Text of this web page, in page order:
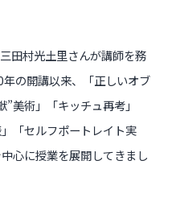
田村光土里さんが講師を務
年の開講以来、「正しいオブ
美術」「キッチュ再考」
「セルフポートレイト実
心に授業を展開してきまし